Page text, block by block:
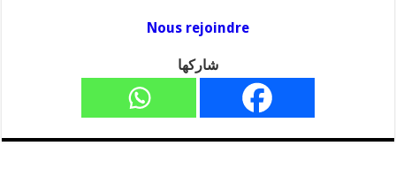
Nous rejoindre
شاركها